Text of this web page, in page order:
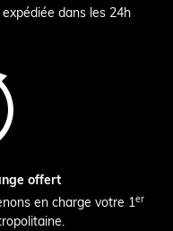
dans les 24h
offert
en charge votre 1er